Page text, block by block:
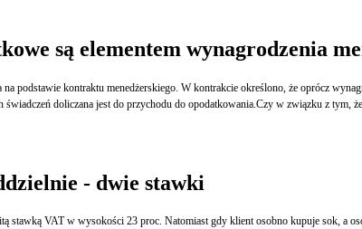
są elementem wynagrodzenia
sportowym oraz opieka medyczna dla menedżera i członków jego rodziny. Wartość brutto tych świadczeń doliczana jest do
- dwie stawki
osobno kupuje sok, a osobno piwo zasadne może być zastosowanie dwóch stawek podatkowych - wyjaśnia ekspert